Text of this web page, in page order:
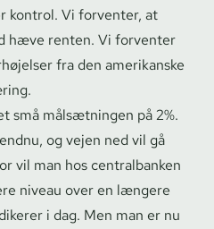
kontrol. Vi forventer, at
hæve renten. Vi forventer
fra den amerikanske
små målsætningen på 2%.
og vejen ned vil gå
vil man hos centralbanken
niveau over en længere
i dag. Men man er nu